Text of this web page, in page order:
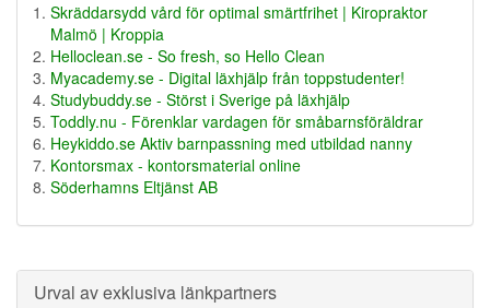
Skräddarsydd vård för optimal smärtfrihet | Kiropraktor
Malmö | Kroppia
Helloclean.se - So fresh, so Hello Clean
Myacademy.se - Digital läxhjälp från toppstudenter!
Studybuddy.se - Störst i Sverige på läxhjälp
Toddly.nu - Förenklar vardagen för småbarnsföräldrar
Heykiddo.se Aktiv barnpassning med utbildad nanny
Kontorsmax - kontorsmaterial online
Söderhamns Eltjänst AB
Urval av exklusiva länkpartners